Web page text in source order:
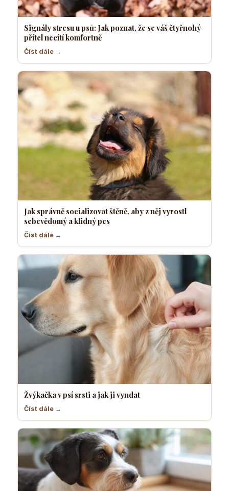
Signály stresu u psů: Jak poznat, že se váš čtyřnohý
přítel necítí komfortně
Číst dále →
Jak správně socializovat štěně, aby z něj vyrostl
sebevědomý a klidný pes
Číst dále →
Žvýkačka v psí srsti a jak ji vyndat
Číst dále →